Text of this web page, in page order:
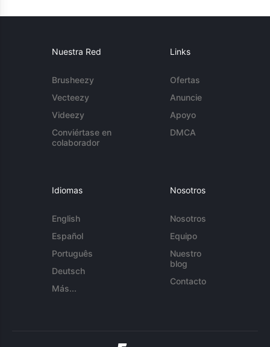
Nuestra Red
Brusheezy
Vecteezy
Videezy
Conviértase en
colaborador
Links
Ofertas
Anuncie
Apoyo
DMCA
Idiomas
English
Español
Português
Deutsch
Más...
Nosotros
Nosotros
Equipo
Nuestro
blog
Contacto